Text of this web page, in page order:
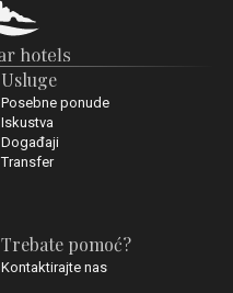
Usluge
Posebne ponude
Iskustva
Događaji
Transfer
Trebate pomoć?
Kontaktirajte nas